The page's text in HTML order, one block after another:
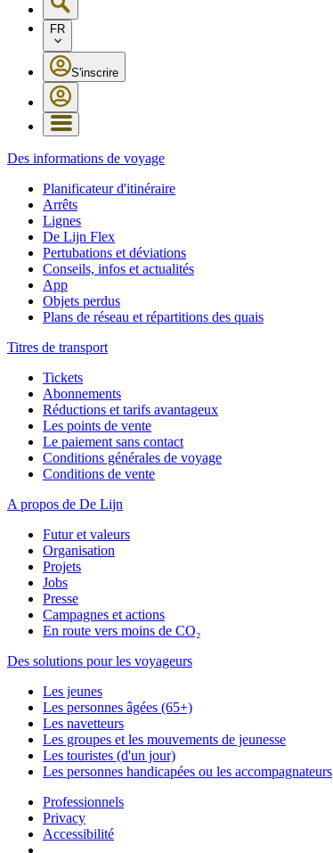
FR
S'inscrire
Des informations de voyage
Planificateur d'itinéraire
Arrêts
Lignes
De Lijn Flex
Pertubations et déviations
Conseils, infos et actualités
App
Objets perdus
Plans de réseau et répartitions des quais
Titres de transport
Tickets
Abonnements
Réductions et tarifs avantageux
Les points de vente
Le paiement sans contact
Conditions générales de voyage
Conditions de vente
A propos de De Lijn
Futur et valeurs
Organisation
Projets
Jobs
Presse
Campagnes et actions
En route vers moins de CO₂
Des solutions pour les voyageurs
Les jeunes
Les personnes âgées (65+)
Les navetteurs
Les groupes et les mouvements de jeunesse
Les touristes (d'un jour)
Les personnes handicapées ou les accompagnateurs
Professionnels
Privacy
Accessibilité